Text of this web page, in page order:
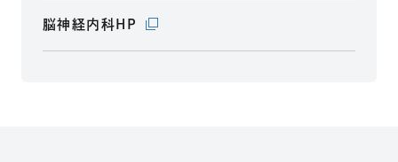
脳神経内科HP （別ウィンドウで開きます）